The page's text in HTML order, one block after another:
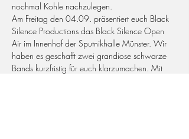
nochmal Kohle nachzulegen.
Am Freitag den 04.09. präsentiert euch Black
Silence Productions das Black Silence Open
Air im Innenhof der Sputnikhalle Münster. Wir
haben es geschafft zwei grandiose schwarze
Bands kurzfristig für euch klarzumachen. Mit